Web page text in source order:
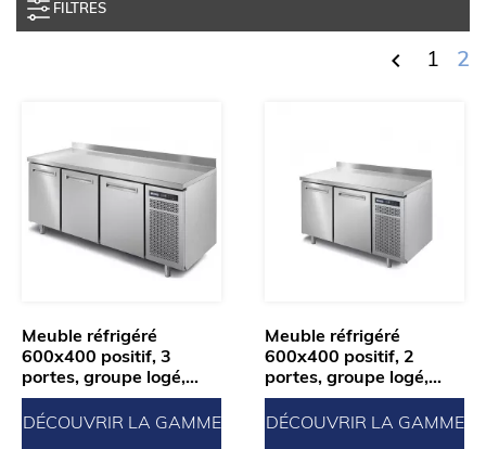
FILTRES
 1 2
Meuble réfrigéré
600x400 positif, 3
portes, groupe logé,...
DÉCOUVRIR LA GAMME
Meuble réfrigéré
600x400 positif, 2
portes, groupe logé,...
DÉCOUVRIR LA GAMME